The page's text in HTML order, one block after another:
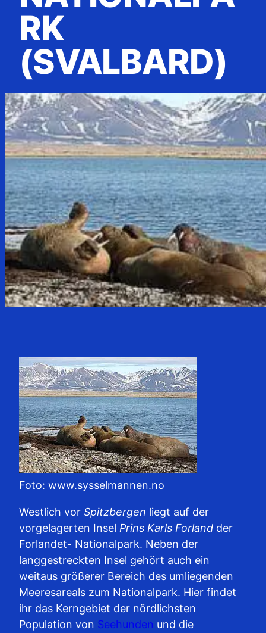
RK
(SVALBARD)
Foto: www.sysselmannen.no
Westlich vor Spitzbergen liegt auf der
vorgelagerten Insel Prins Karls Forland der
Forlandet- Nationalpark. Neben der
langgestreckten Insel gehört auch ein
weitaus größerer Bereich des umliegenden
Meeresareals zum Nationalpark. Hier findet
ihr das Kerngebiet der nördlichsten
Population von Seehunden und die